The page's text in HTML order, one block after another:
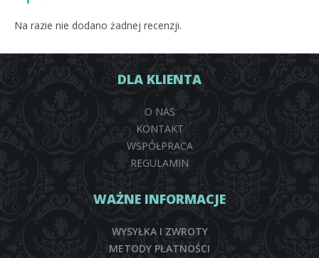
Na razie nie dodano żadnej recenzji.
DLA KLIENTA
O NAS
KONTAKT
WSPÓŁPRACA
REGULAMIN
WAŻNE INFORMACJE
WYSYŁKA I ZWROTY
METODY PŁATNOŚCI